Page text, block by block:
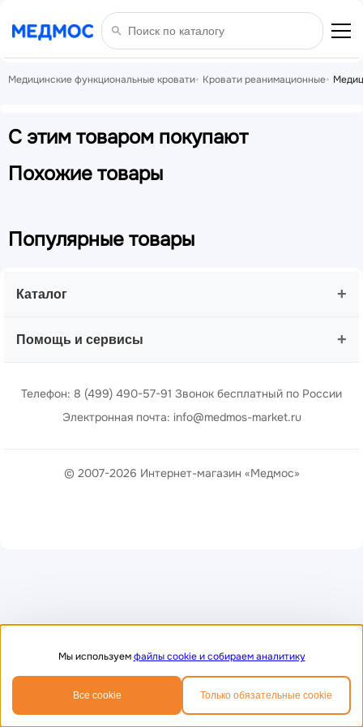
Главная Избранное
0
Корзина Телефон MAX
Медицинские функциональные кровати Кровати реанимационные
С этим товаром покупают
Похожие товары
Популярные товары
Каталог +
Помощь и сервисы +
Телефон: 8 (499) 490-57-91 Звонок бесплатный по России
Электронная почта: info@medmos-market.ru
© 2007-2026 Интернет-магазин «Медмос»
Мы используемфайлы cookie и собираем аналитику
Все cookie Только обязательные cookie